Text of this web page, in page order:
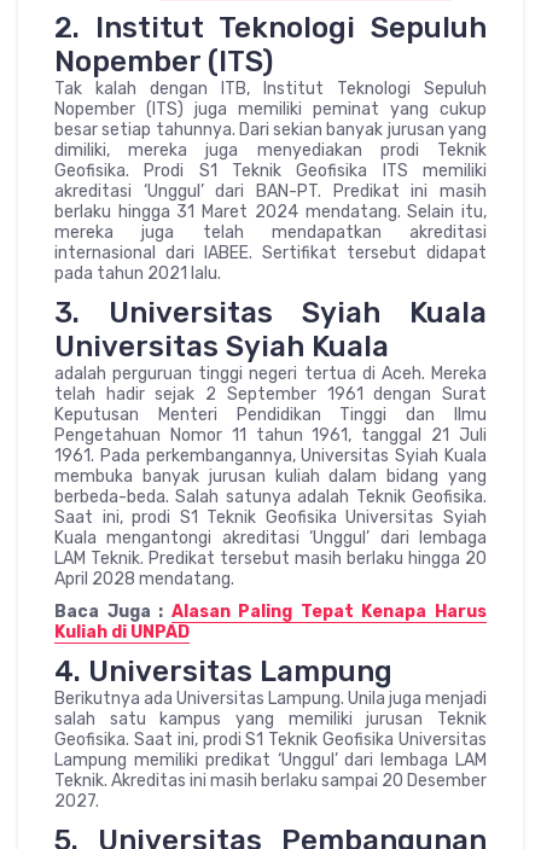
2. Institut Teknologi Sepuluh
Nopember (ITS)
Tak kalah dengan ITB, Institut Teknologi Sepuluh
Nopember (ITS) juga memiliki peminat yang cukup
besar setiap tahunnya. Dari sekian banyak jurusan yang
dimiliki, mereka juga menyediakan prodi Teknik
Geofisika. Prodi S1 Teknik Geofisika ITS memiliki
akreditasi ‘Unggul’ dari BAN-PT. Predikat ini masih
berlaku hingga 31 Maret 2024 mendatang. Selain itu,
mereka juga telah mendapatkan akreditasi
internasional dari IABEE. Sertifikat tersebut didapat
pada tahun 2021 lalu.
3. Universitas Syiah Kuala
Universitas Syiah Kuala
adalah perguruan tinggi negeri tertua di Aceh. Mereka
telah hadir sejak 2 September 1961 dengan Surat
Keputusan Menteri Pendidikan Tinggi dan Ilmu
Pengetahuan Nomor 11 tahun 1961, tanggal 21 Juli
1961. Pada perkembangannya, Universitas Syiah Kuala
membuka banyak jurusan kuliah dalam bidang yang
berbeda-beda. Salah satunya adalah Teknik Geofisika.
Saat ini, prodi S1 Teknik Geofisika Universitas Syiah
Kuala mengantongi akreditasi ‘Unggul’ dari lembaga
LAM Teknik. Predikat tersebut masih berlaku hingga 20
April 2028 mendatang.
Baca Juga : Alasan Paling Tepat Kenapa Harus
Kuliah di UNPAD
4. Universitas Lampung
Berikutnya ada Universitas Lampung. Unila juga menjadi
salah satu kampus yang memiliki jurusan Teknik
Geofisika. Saat ini, prodi S1 Teknik Geofisika Universitas
Lampung memiliki predikat ‘Unggul’ dari lembaga LAM
Teknik. Akreditas ini masih berlaku sampai 20 Desember
2027.
5. Universitas Pembangunan